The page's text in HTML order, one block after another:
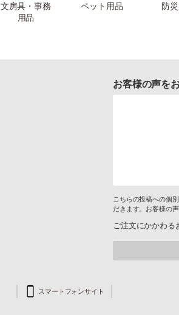
文房具・事務
用品
ペット用品 防
お客様の声を
こちらの投稿への個
だきます。お客様の
ご注文にかかわる
スマートフォンサイト